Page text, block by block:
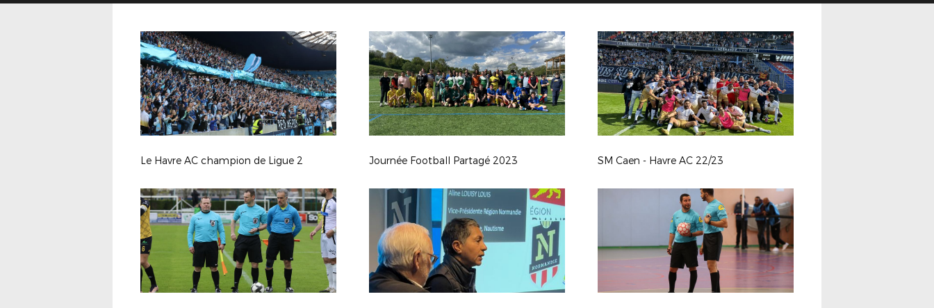
Le Havre AC champion de Ligue 2 Journée Football Partagé 2023 SM Caen - Havre AC 22/23